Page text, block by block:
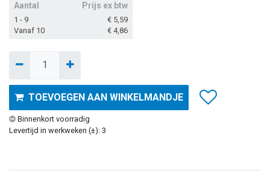
Aantal Prijs ex btw
1 - 9 € 5,59
Vanaf 10
€ 4,86
TOEVOEGEN AAN WINKELMANDJE
Binnenkort voorradig
Levertijd in werkweken (±): 3